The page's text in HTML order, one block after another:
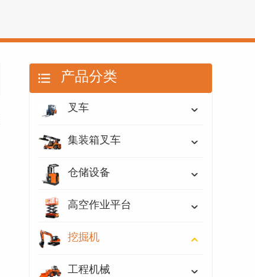
产品分类
叉车
集装箱叉车
仓储设备
高空作业平台
挖掘机
工程机械